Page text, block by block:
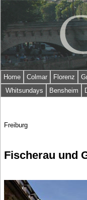
Home Colmar Florenz
Whitsundays
Bensheim
Freiburg
Fischerau und